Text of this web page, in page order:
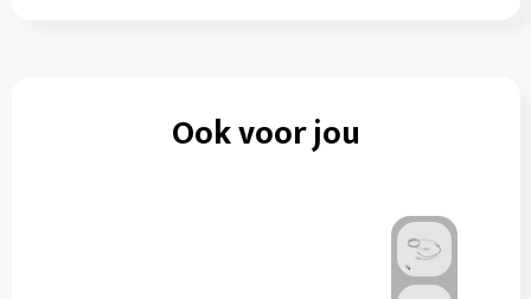
Ook voor jou